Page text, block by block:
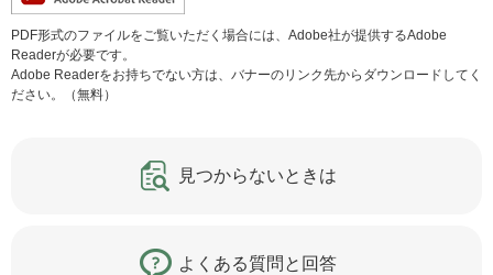
PDF形式のファイルをご覧いただく場合には、Adobe社が提供するAdobe
Readerが必要です。
Adobe Readerをお持ちでない方は、バナーのリンク先からダウンロードしてく
ださい。（無料）
見つからないときは
よくある質問と回答